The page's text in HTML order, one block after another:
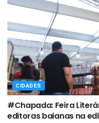
CIDADES
#Chapada: Feira
editoras baianas na